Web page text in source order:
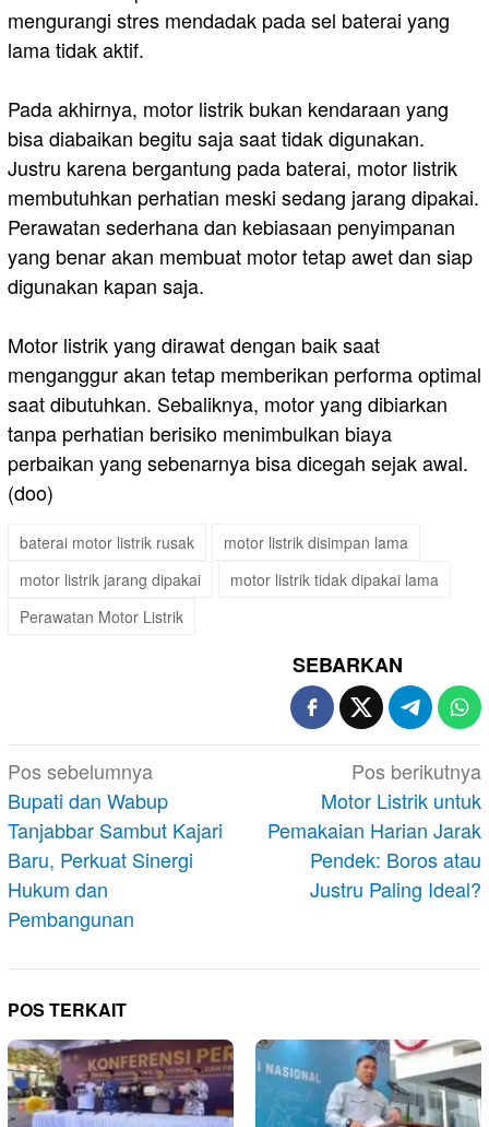
mengurangi stres mendadak pada sel baterai yang
lama tidak aktif.
Pada akhirnya, motor listrik bukan kendaraan yang
bisa diabaikan begitu saja saat tidak digunakan.
Justru karena bergantung pada baterai, motor listrik
membutuhkan perhatian meski sedang jarang dipakai.
Perawatan sederhana dan kebiasaan penyimpanan
yang benar akan membuat motor tetap awet dan siap
digunakan kapan saja.
Motor listrik yang dirawat dengan baik saat
menganggur akan tetap memberikan performa optimal
saat dibutuhkan. Sebaliknya, motor yang dibiarkan
tanpa perhatian berisiko menimbulkan biaya
perbaikan yang sebenarnya bisa dicegah sejak awal.
(doo)
baterai motor listrik rusak
motor listrik disimpan lama
motor listrik jarang dipakai
motor listrik tidak dipakai lama
Perawatan Motor Listrik
SEBARKAN
Navigasi
pos
Pos sebelumnya
Bupati dan Wabup
Tanjabbar Sambut Kajari
Baru, Perkuat Sinergi
Hukum dan
Pembangunan
Pos berikutnya
Motor Listrik untuk
Pemakaian Harian Jarak
Pendek: Boros atau
Justru Paling Ideal?
POS TERKAIT